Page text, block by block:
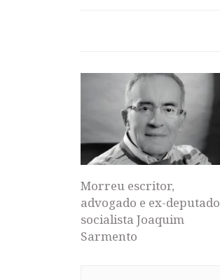
Morreu escritor,
advogado e ex-deputado
socialista Joaquim
Sarmento